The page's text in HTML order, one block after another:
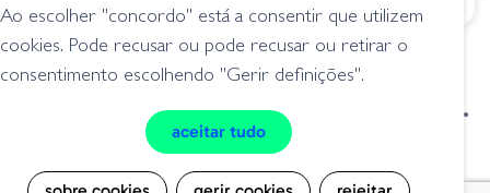
condições de venda
livro de reclamações
privacidade
cookies
Ao escolher "concordo" está a consentir que utilizem
cookies. Pode recusar ou pode recusar ou retirar o
consentimento escolhendo "Gerir definições".
aceitar tudo